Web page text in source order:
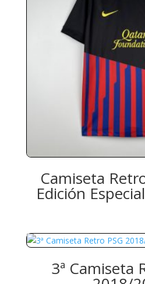
Camiseta
Edición
3ª Camiseta